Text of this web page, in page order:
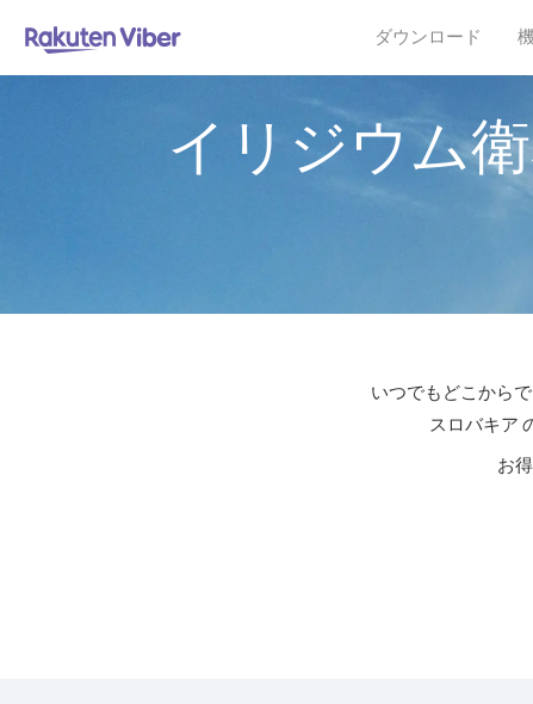
ダウンロード
イリジウム
いつでもどこから
スロバキア
お